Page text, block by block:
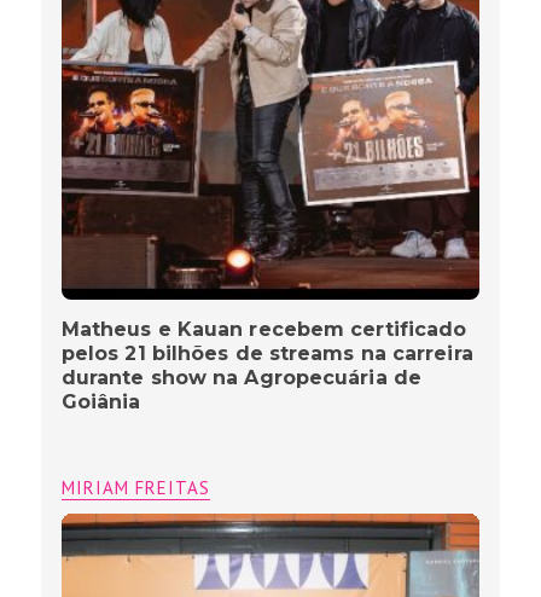
Matheus e Kauan recebem certificado
pelos 21 bilhões de streams na carreira
durante show na Agropecuária de
Goiânia
MIRIAM FREITAS